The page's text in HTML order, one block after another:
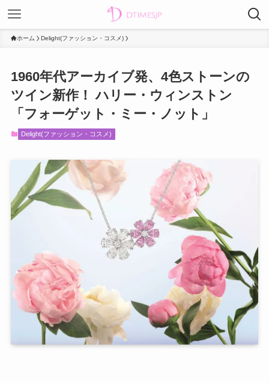
ホーム Delight(ファッション・コスメ)
1960年代アーカイブ発、4色ストーンの
ツイン新作！ ハリー・ウィンストン
「フォーゲット・ミー・ノット」
Delight(ファッション・コスメ)